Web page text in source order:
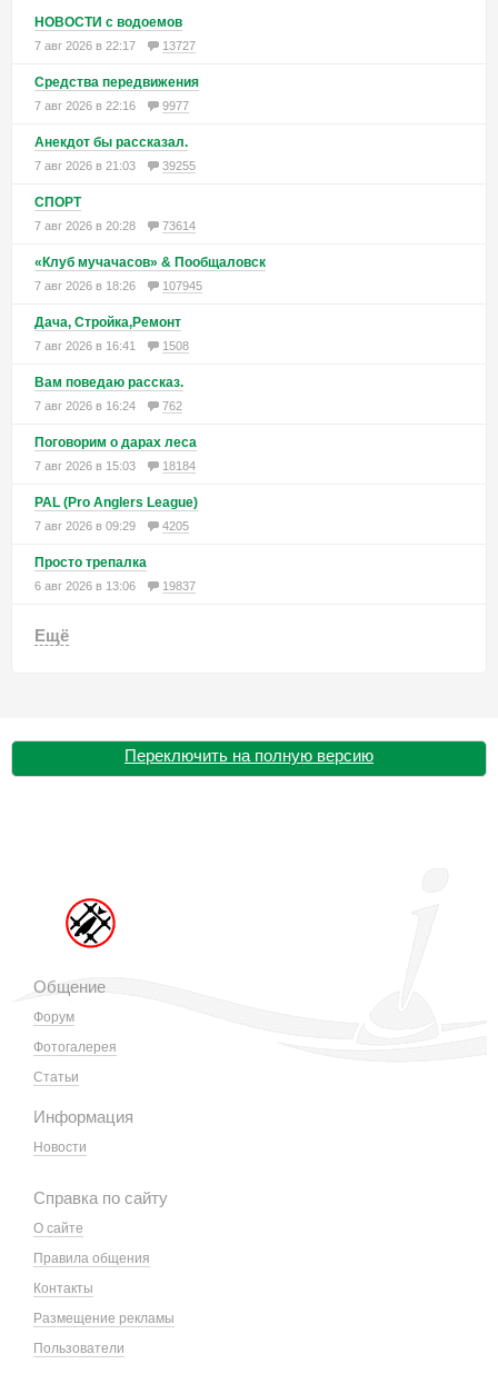
НОВОСТИ с водоемов
7 авг 2026 в 22:17 13727
Средства передвижения
7 авг 2026 в 22:16 9977
Анекдот бы рассказал.
7 авг 2026 в 21:03 39255
СПОРТ
7 авг 2026 в 20:28 73614
«Клуб мучачасов» & Пообщаловск
7 авг 2026 в 18:26 107945
Дача, Стройка,Ремонт
7 авг 2026 в 16:41 1508
Вам поведаю рассказ.
7 авг 2026 в 16:24 762
Поговорим о дарах леса
7 авг 2026 в 15:03 18184
PAL (Pro Anglers League)
7 авг 2026 в 09:29 4205
Просто трепалка
6 авг 2026 в 13:06 19837
Ещё
Переключить на полную версию
Общение
Форум
Фотогалерея
Статьи
Информация
Новости
Справка по сайту
О сайте
Правила общения
Контакты
Размещение рекламы
Пользователи